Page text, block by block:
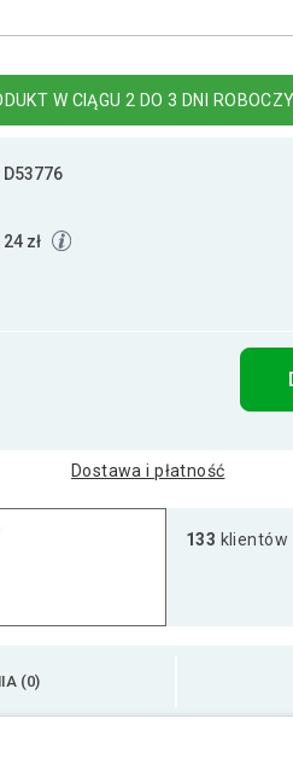
cm - ciemnozielona
W CIĄGU 2 DO 3 DNI
D53776
24 zł
Dostawa i płatność
133 klientów
(0)